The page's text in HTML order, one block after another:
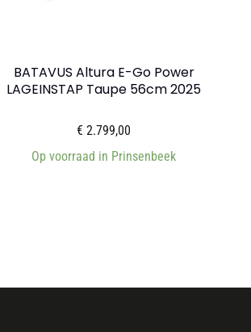
BATAVUS Altura E-Go Power
LAGEINSTAP Taupe 56cm 2025
€ 2.799,00
Op voorraad in Prinsenbeek